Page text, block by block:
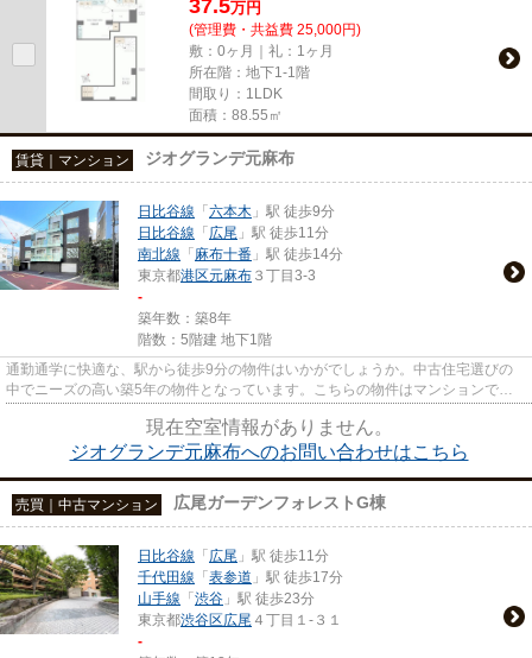
37.5万円
(管理費・共益費 25,000円)
敷：0ヶ月｜礼：1ヶ月
所在階：地下1-1階
間取り：1LDK
面積：88.55㎡
賃貸｜マンション ジオグランデ元麻布
日比谷線 「六本木 」駅 徒歩9分
日比谷線 「広尾 」駅 徒歩11分
南北線 「麻布十番 」駅 徒歩14分
東京都港区元麻布 ３丁目3-3
-
築年数：築8年
階数：5階建 地下1階
通勤通学に快適な、駅から徒歩9分の物件はいかがでしょうか。中古住宅選びの
中でニーズの高い築5年の物件となっています。こちらの物件はマンションで
す。エレベーター付き物件です。...
現在空室情報がありません。
ジオグランデ元麻布へのお問い合わせはこちら
売買｜中古マンション 広尾ガーデンフォレストG棟
日比谷線 「広尾 」駅 徒歩11分
千代田線 「表参道 」駅 徒歩17分
山手線 「渋谷 」駅 徒歩23分
東京都渋谷区広尾 ４丁目１-３１
-